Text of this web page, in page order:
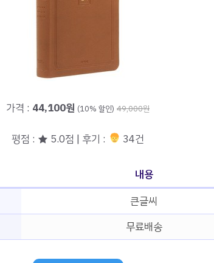
가격 : 44,100원 (10% 할인) 49,000원
평점 : ★ 5.0점 | 후기 : 34건
내용
큰글씨
무료배송